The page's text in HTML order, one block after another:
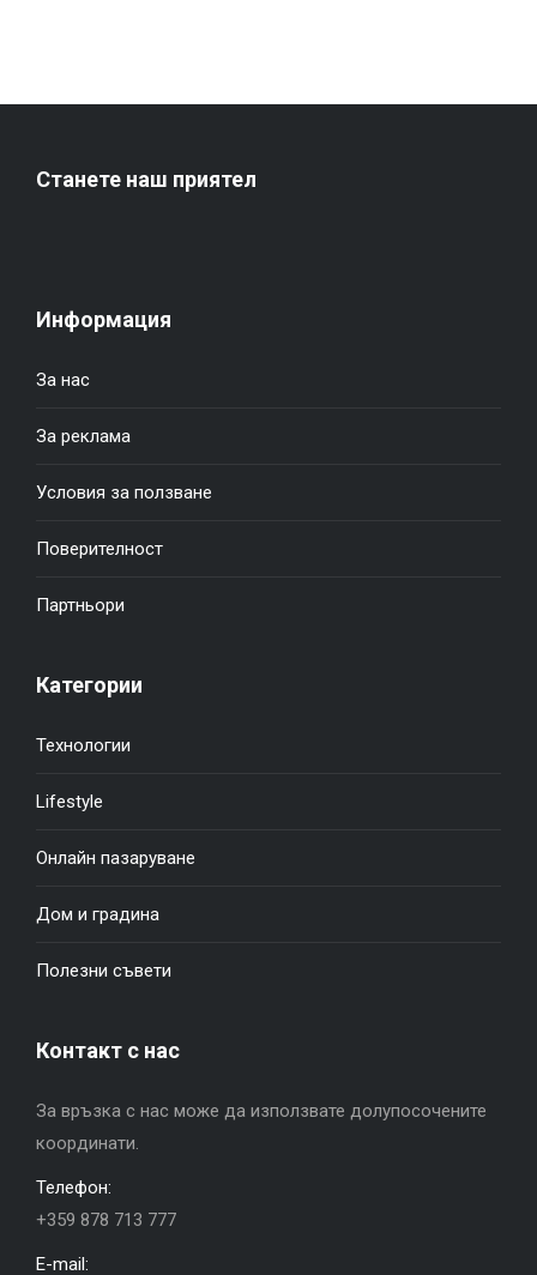
Станете наш приятел
Информация
За нас
За реклама
Условия за ползване
Поверителност
Партньори
Категории
Технологии
Lifestyle
Онлайн пазаруване
Дом и градина
Полезни съвети
Контакт с нас
За връзка с нас може да използвате долупосочените
координати.
Телефон:
+359 878 713 777
E-mail: